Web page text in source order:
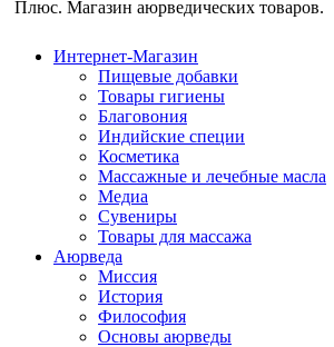
Плюс. Магазин аюрведических товаров.
Интернет-Магазин
Пищевые добавки
Товары гигиены
Благовония
Индийские специи
Косметика
Массажные и лечебные масла
Медиа
Сувениры
Товары для массажа
Аюрведа
Миссия
История
Философия
Основы аюрведы